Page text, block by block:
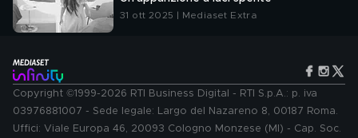
31 ott 2025 | Mediaset Extra
Copyright ©1999-2026 RTI Business Digital - RTI S.p.A.: p. iva
03976881007 - Sede legale: Largo del Nazareno 8, 00187 Roma.
Uffici: Viale Europa 46, 20093 Cologno Monzese (MI) - Cap. Soc.